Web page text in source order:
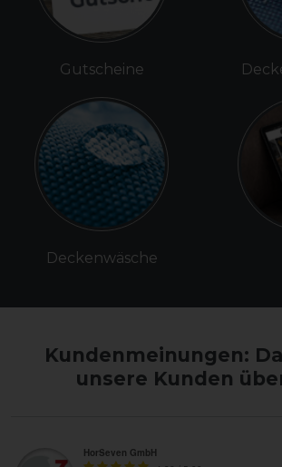
Gutscheine
Deckenwäsche
Kundenmeinungen:
unsere Kunden